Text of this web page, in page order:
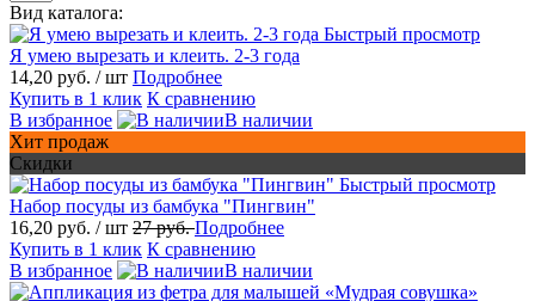
Вид каталога:
Быстрый просмотр
Я умею вырезать и клеить. 2-3 года
14,20 руб. / шт Подробнее
Купить в 1 клик К сравнению
В избранное
В наличии
Хит продаж
Скидки
Быстрый просмотр
Набор посуды из бамбука "Пингвин"
16,20 руб. / шт 27 руб.Подробнее
Купить в 1 клик К сравнению
В избранное
В наличии